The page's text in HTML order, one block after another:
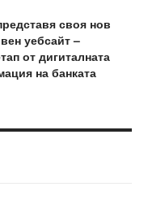
своя нов
уебсайт –
от дигиталната
на банката